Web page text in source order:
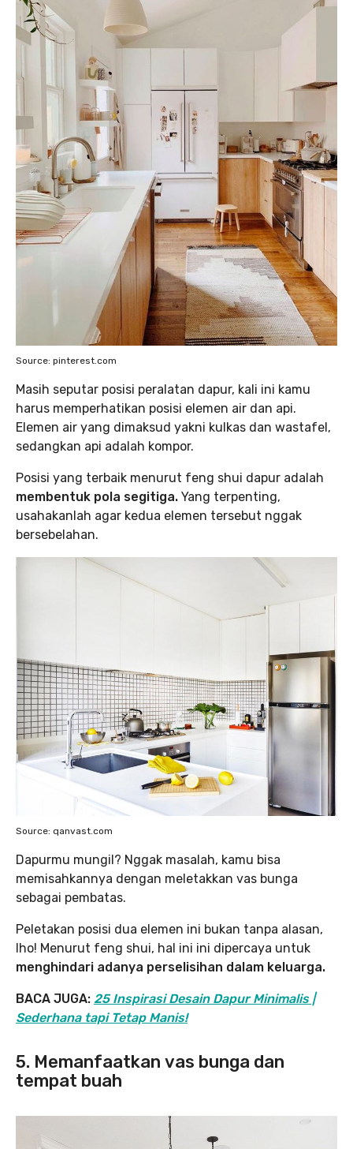
Source: pinterest.com
‌Masih seputar posisi peralatan dapur, kali ini kamu
harus memperhatikan posisi elemen air dan api.
Elemen air yang dimaksud yakni kulkas dan wastafel,
sedangkan api adalah kompor.
Posisi yang terbaik menurut feng shui dapur adalah
membentuk pola segitiga. Yang terpenting,
usahakanlah agar kedua elemen tersebut nggak
bersebelahan.‌
Source: qanvast.com
‌Dapurmu mungil? Nggak masalah, kamu bisa
memisahkannya dengan meletakkan vas bunga
sebagai pembatas.
Peletakan posisi dua elemen ini bukan tanpa alasan,
lho! Menurut feng shui, hal ini ini dipercaya untuk
menghindari adanya perselisihan dalam keluarga.
BACA JUGA: 25 Inspirasi Desain Dapur Minimalis |
Sederhana tapi Tetap Manis!
5. Memanfaatkan vas bunga dan
tempat buah‌